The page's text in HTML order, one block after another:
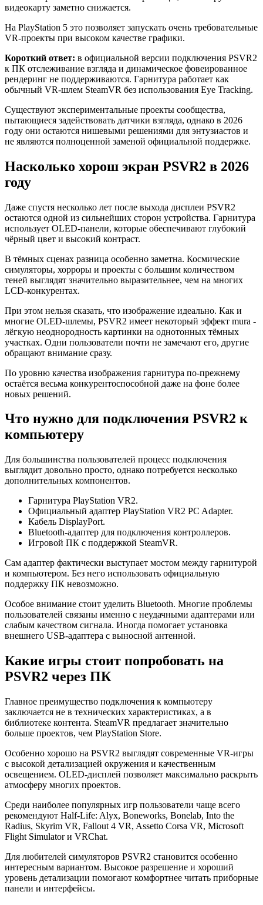
видеокарту заметно снижается.
На PlayStation 5 это позволяет запускать очень требовательные
VR-проекты при высоком качестве графики.
Короткий ответ: в официальной версии подключения PSVR2
к ПК отслеживание взгляда и динамическое фовеированное
рендеринг не поддерживаются. Гарнитура работает как
обычный VR-шлем SteamVR без использования Eye Tracking.
Существуют экспериментальные проекты сообщества,
пытающиеся задействовать датчики взгляда, однако в 2026
году они остаются нишевыми решениями для энтузиастов и
не являются полноценной заменой официальной поддержке.
Насколько хорош экран PSVR2 в 2026
году
Даже спустя несколько лет после выхода дисплеи PSVR2
остаются одной из сильнейших сторон устройства. Гарнитура
использует OLED-панели, которые обеспечивают глубокий
чёрный цвет и высокий контраст.
В тёмных сценах разница особенно заметна. Космические
симуляторы, хорроры и проекты с большим количеством
теней выглядят значительно выразительнее, чем на многих
LCD-конкурентах.
При этом нельзя сказать, что изображение идеально. Как и
многие OLED-шлемы, PSVR2 имеет некоторый эффект mura -
лёгкую неоднородность картинки на однотонных тёмных
участках. Одни пользователи почти не замечают его, другие
обращают внимание сразу.
По уровню качества изображения гарнитура по-прежнему
остаётся весьма конкурентоспособной даже на фоне более
новых решений.
Что нужно для подключения PSVR2 к
компьютеру
Для большинства пользователей процесс подключения
выглядит довольно просто, однако потребуется несколько
дополнительных компонентов.
Гарнитура PlayStation VR2.
Официальный адаптер PlayStation VR2 PC Adapter.
Кабель DisplayPort.
Bluetooth-адаптер для подключения контроллеров.
Игровой ПК с поддержкой SteamVR.
Сам адаптер фактически выступает мостом между гарнитурой
и компьютером. Без него использовать официальную
поддержку ПК невозможно.
Особое внимание стоит уделить Bluetooth. Многие проблемы
пользователей связаны именно с неудачными адаптерами или
слабым качеством сигнала. Иногда помогает установка
внешнего USB-адаптера с выносной антенной.
Какие игры стоит попробовать на
PSVR2 через ПК
Главное преимущество подключения к компьютеру
заключается не в технических характеристиках, а в
библиотеке контента. SteamVR предлагает значительно
больше проектов, чем PlayStation Store.
Особенно хорошо на PSVR2 выглядят современные VR-игры
с высокой детализацией окружения и качественным
освещением. OLED-дисплей позволяет максимально раскрыть
атмосферу многих проектов.
Среди наиболее популярных игр пользователи чаще всего
рекомендуют Half-Life: Alyx, Boneworks, Bonelab, Into the
Radius, Skyrim VR, Fallout 4 VR, Assetto Corsa VR, Microsoft
Flight Simulator и VRChat.
Для любителей симуляторов PSVR2 становится особенно
интересным вариантом. Высокое разрешение и хороший
уровень детализации помогают комфортнее читать приборные
панели и интерфейсы.